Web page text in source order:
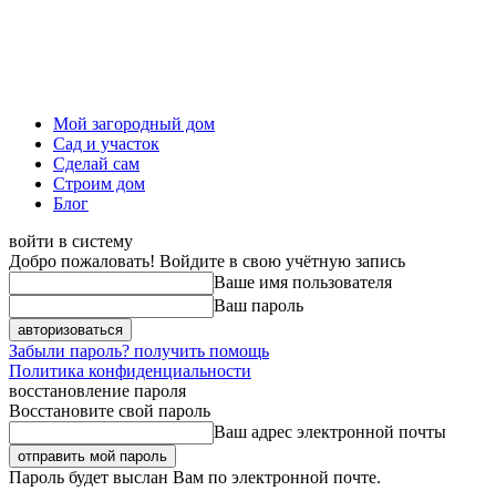
Мой загородный дом
Сад и участок
Сделай сам
Строим дом
Блог
войти в систему
Добро пожаловать! Войдите в свою учётную запись
Ваше имя пользователя
Ваш пароль
Забыли пароль? получить помощь
Политика конфиденциальности
восстановление пароля
Восстановите свой пароль
Ваш адрес электронной почты
Пароль будет выслан Вам по электронной почте.